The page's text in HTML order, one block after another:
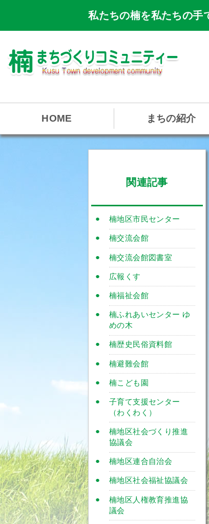
私たちの楠を私たちの
HOME まちの紹介
関連記事
楠地区市民センター
楠交流会館
楠交流会館図書室
広報くす
楠福祉会館
楠ふれあいセンター ゆ
めの木
楠歴史民俗資料館
楠避難会館
楠こども園
子育て支援センター
（わくわく）
楠地区社会づくり推進
協議会
楠地区連合自治会
楠地区社会福祉協議会
楠地区人権教育推進協
議会